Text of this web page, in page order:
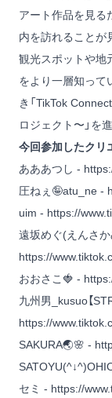
アート作品を見る
内を訪れることが
観光スポットや地
をより一層知って
き「TikTok
ロジェクト〜」を
今回参加したクリ
あああつし -
圧ねぇ🤪atu_ne -
uim - https://
遠坂めぐ(えんさ
https://
おおさこ🍓 -
九州男_kusuo【
https://
SAKURA🌏🌸 -
セミ - https://